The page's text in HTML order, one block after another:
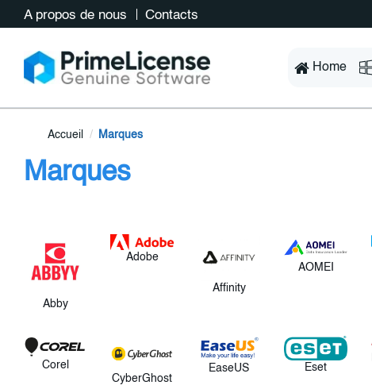
A propos de nous Contacts
Home
Accueil Marques
Marques
Abby
Adobe
Affinity
AOMEI
Corel
CyberGhost
EaseUS Eset